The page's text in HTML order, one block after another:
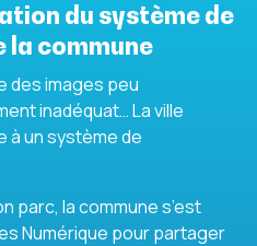
du système de
commune
des images peu
inadéquat… La ville
à un système de
parc, la commune s’est
Numérique pour partager